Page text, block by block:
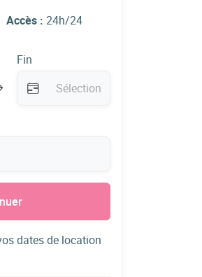
Accès : 24h/24
Fin
dates de location